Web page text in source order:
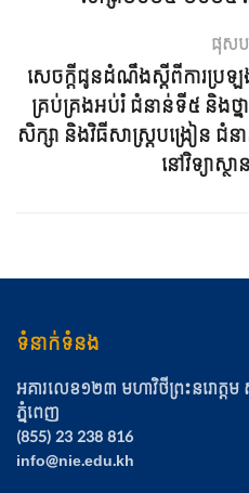
ផុសប
សេចក្ដីជូនដំណឹងស្ដីពីការប្រឡ
គ្រប់គ្រងអប់រំ ជំនាន់ទី៥ និងថ្
សិក្សា និងវិធីសាស្រ្តបង្រៀន ជំ
នៅវិទ្យាស្ថ
ទំនាក់ទំនង
អគារលេខ១២៣ មហាវិថីព្រះនរោត្ដ
ភ្នំពេញ
(855) 23 238 816
info@nie.edu.kh